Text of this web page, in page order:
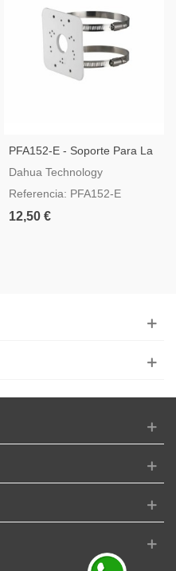
PFA152-E - Soporte Para La
Instalación De Cámaras
Dahua Technology
Referencia: PFA152-E
12,50 €